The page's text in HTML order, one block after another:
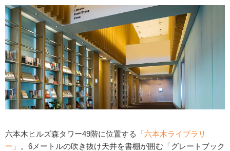
六本木ヒルズ森タワー49階に位置する
「六本木ライブラリ
ー」
。6メートルの吹き抜け天井を書棚が囲む「グレートブック